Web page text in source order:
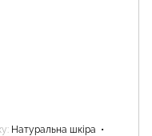
Натуральна шкіра